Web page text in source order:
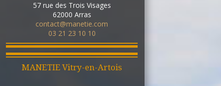
57 rue des Trois Visages
62000 Arras
contact@manetie.com
03 21 23 10 10
MANETIE Vitry-en-Artois